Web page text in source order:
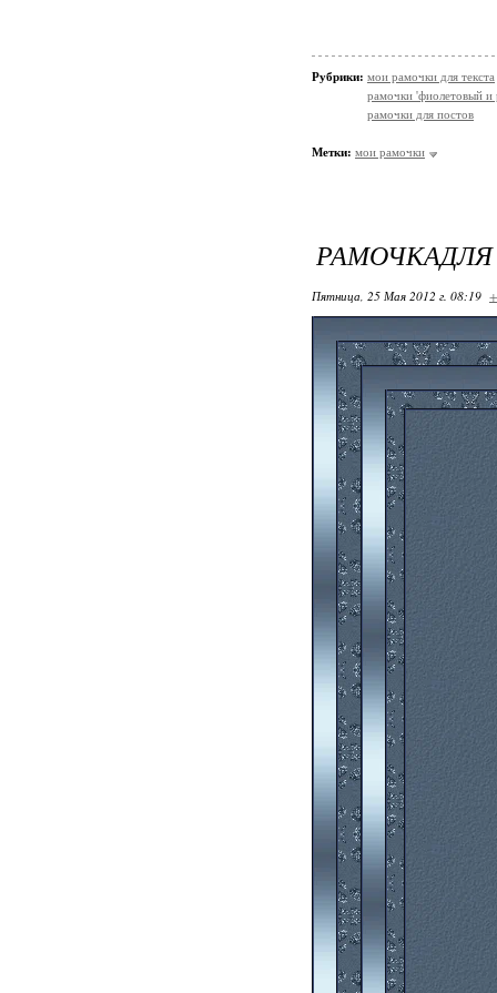
Рубрики: мои рамочки для текста
рамочки 'фиолетовый и
рамочки для постов
Метки: мои рамочки
Пятница, 25 Мая 2012 г. 08:19